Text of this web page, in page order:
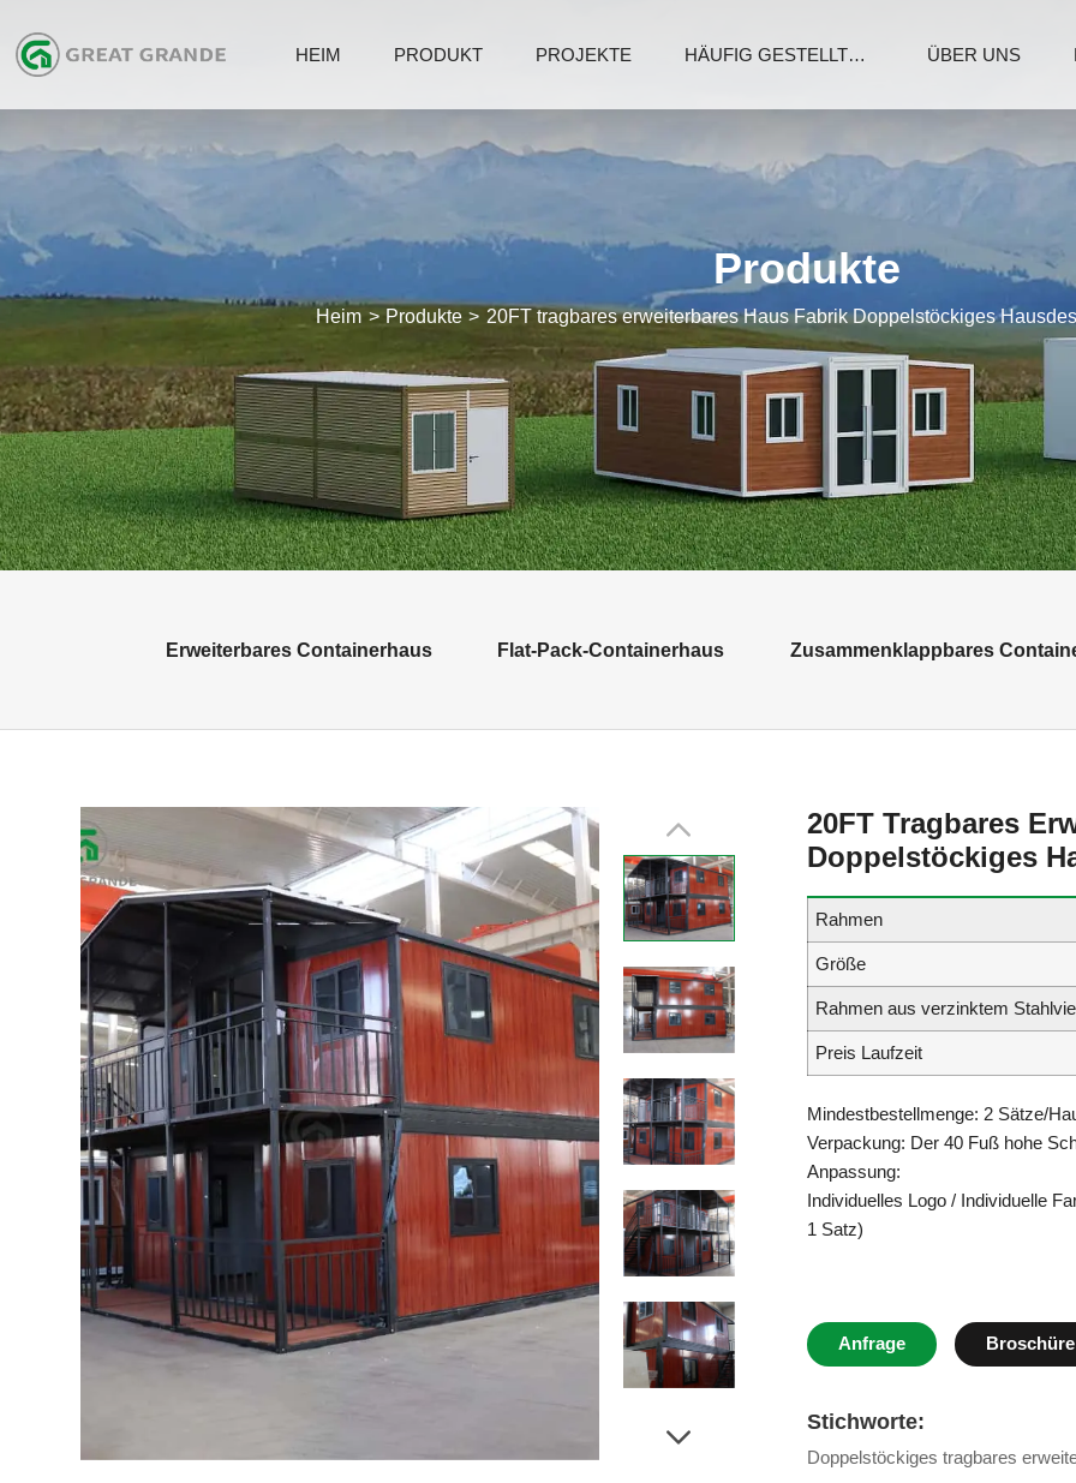
HEIM PRODUKT PROJEKTE HÄUFIG GESTELLTE FRAGEN ÜBER UNS
Produkte
Heim Produkte 20FT tragbares erweiterbares Haus Fabrik Doppelstöckiges
Erweiterbares Containerhaus Flat-Pack-Containerhaus Zusammenklappbares
20FT Tragbares
Doppelstöckiges
Rahmen
Größe
Rahmen aus verzinktem
Preis Laufzeit
Mindestbestellmenge: 2 Sätze/
Verpackung: Der 40 Fuß hohe
Anpassung:
Individuelles Logo / Individuelle
1 Satz)
Anfrage
Stichworte:
Doppelstöckiges tragbares